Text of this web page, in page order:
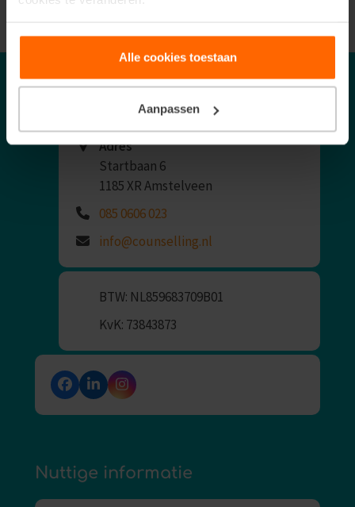
Alle cookies toestaan
Aanpassen
Contact
Adres
Startbaan 6
1185 XR Amstelveen
085 0606 023
info@counselling.nl
BTW: NL859683709B01
KvK: 73843873
Facebook
LinkedInInstagram
Nuttige informatie